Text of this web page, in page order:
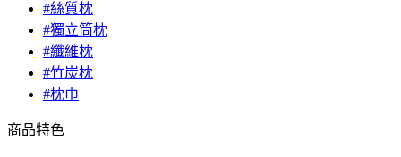
#絲質枕
#獨立筒枕
#纖維枕
#竹炭枕
#枕巾
商品特色